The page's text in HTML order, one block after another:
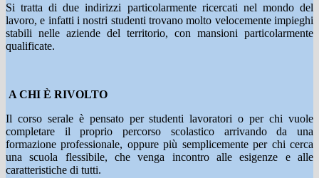
Si tratta di due indirizzi particolarmente ricercati nel mondo del
lavoro, e infatti i nostri studenti trovano molto velocemente impieghi
stabili nelle aziende del territorio, con mansioni particolarmente
qualificate.
A CHI È RIVOLTO
Il corso serale è pensato per studenti lavoratori o per chi vuole
completare il proprio percorso scolastico arrivando da una
formazione professionale, oppure più semplicemente per chi cerca
una scuola flessibile, che venga incontro alle esigenze e alle
caratteristiche di tutti.